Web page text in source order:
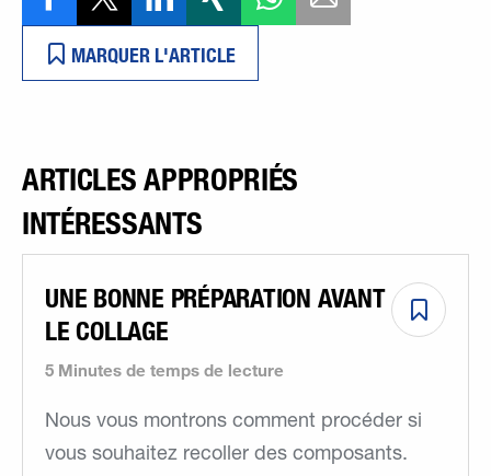
MARQUER L'ARTICLE
ARTICLES APPROPRIÉS
INTÉRESSANTS
5 Minutes de temps de lecture
UNE BONNE PRÉPARATION AVANT
LE COLLAGE
Nous vous montrons comment procéder si
vous souhaitez recoller des composants.